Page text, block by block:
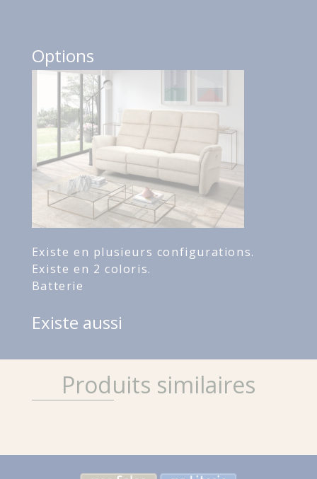
Options
Existe en plusieurs configurations.
Existe en 2 coloris.
Batterie
Existe aussi
Produits similaires